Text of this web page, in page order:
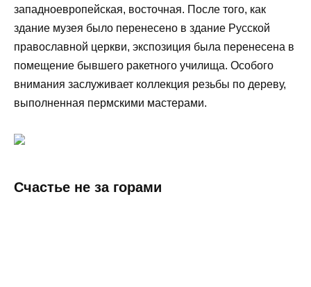
западноевропейская, восточная. После того, как
здание музея было перенесено в здание Русской
православной церкви, экспозиция была перенесена в
помещение бывшего ракетного училища. Особого
внимания заслуживает коллекция резьбы по дереву,
выполненная пермскими мастерами.
Счастье не за горами